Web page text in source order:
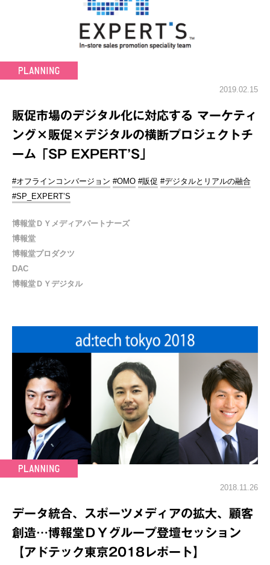
2019.02.15
販促市場のデジタル化に対応する マーケティ
ング×販促×デジタルの横断プロジェクトチ
ーム「SP EXPERT’S」
#オフラインコンバージョン #OMO #販促 #デジタルとリアルの融合
#SP_EXPERT’S
博報堂ＤＹメディアパートナーズ
博報堂
博報堂プロダクツ
DAC
博報堂ＤＹデジタル
2018.11.26
データ統合、スポーツメディアの拡大、顧客
創造…博報堂ＤＹグループ登壇セッション
【アドテック東京2018レポート】